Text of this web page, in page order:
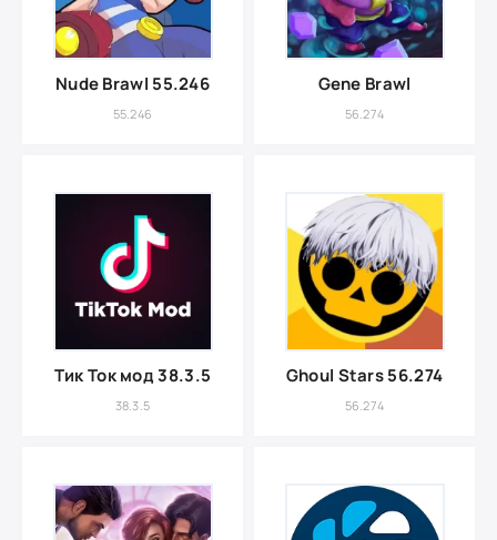
Nude Brawl 55.246
55.246
Gene Brawl
56.274
Тик Ток мод 38.3.5
38.3.5
Ghoul Stars 56.274
56.274